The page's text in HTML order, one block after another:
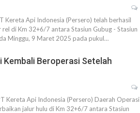
Kereta Api Indonesia (Persero) telah berhasil
di Km 32+6/7 antara Stasiun Gubug - Stasiun
Minggu, 9 Maret 2025 pada pukul…
Beroperasi Setelah
Kereta Api Indonesia (Persero) Daerah Operasi
jalur hulu di Km 32+6/7 antara Stasiun